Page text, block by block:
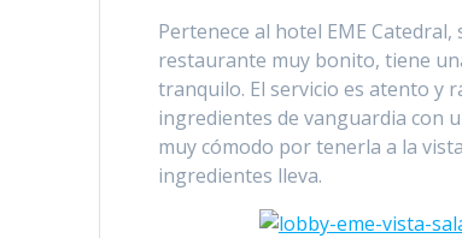
Pertenece al hotel EME
restaurante muy bonito, tiene
tranquilo. El servicio es atento y
ingredientes de vanguardia con
muy cómodo por tenerla a la
ingredientes lleva.